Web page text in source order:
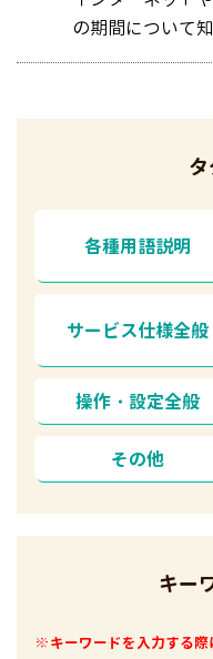
の期間について知
各種用語説明
サービス仕様全般
操作・設定全般
その他
キー
※キーワードを入力する際